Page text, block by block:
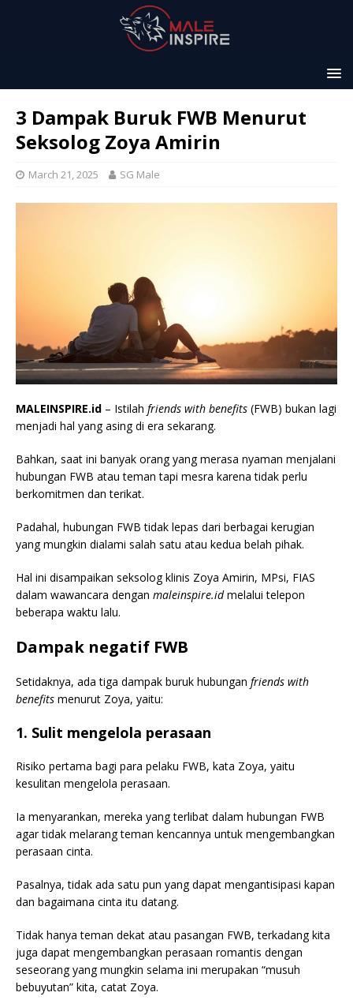
3 Dampak Buruk FWB Menurut
Seksolog Zoya Amirin
March 21, 2025 SG Male
MALEINSPIRE.id – Istilah friends with benefits (FWB) bukan lagi
menjadi hal yang asing di era sekarang.
Bahkan, saat ini banyak orang yang merasa nyaman menjalani
hubungan FWB atau teman tapi mesra karena tidak perlu
berkomitmen dan terikat.
Padahal, hubungan FWB tidak lepas dari berbagai kerugian
yang mungkin dialami salah satu atau kedua belah pihak.
Hal ini disampaikan seksolog klinis Zoya Amirin, MPsi, FIAS
dalam wawancara dengan maleinspire.idmelalui telepon
beberapa waktu lalu.
Dampak negatif FWB
Setidaknya, ada tiga dampak buruk hubungan friends with
benefits menurut Zoya, yaitu:
1. Sulit mengelola perasaan
Risiko pertama bagi para pelaku FWB, kata Zoya, yaitu
kesulitan mengelola perasaan.
Ia menyarankan, mereka yang terlibat dalam hubungan FWB
agar tidak melarang teman kencannya untuk mengembangkan
perasaan cinta.
Pasalnya, tidak ada satu pun yang dapat mengantisipasi kapan
dan bagaimana cinta itu datang.
Tidak hanya teman dekat atau pasangan FWB, terkadang kita
juga dapat mengembangkan perasaan romantis dengan
seseorang yang mungkin selama ini merupakan “musuh
bebuyutan” kita, catat Zoya.